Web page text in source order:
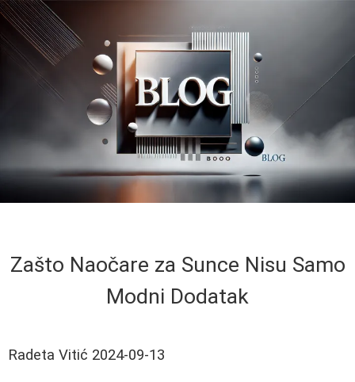
Zašto Naočare za Sunce Nisu Samo
Modni Dodatak
Radeta Vitić 2024-09-13